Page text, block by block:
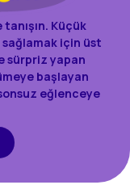
Küçük
için üst
sürpriz yapan
başlayan
eğlenceye